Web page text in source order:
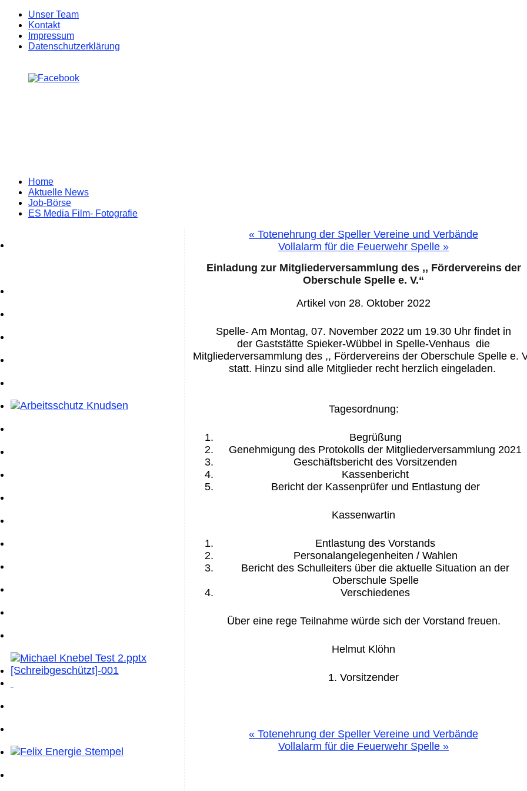
Unser Team
Kontakt
Impressum
Datenschutzerklärung
Zum
Inhalt
springen
Home
Aktuelle News
Job-Börse
ES Media Film- Fotografie
« Totenehrung der Speller Vereine und Verbände
Vollalarm für die Feuerwehr Spelle »
Einladung zur Mitgliederversammlung des ,, Fördervereins der
Oberschule Spelle e. V.“
Artikel von 28. Oktober 2022
Spelle- Am Montag, 07. November 2022 um 19.30 Uhr findet in
der Gaststätte Spieker-Wübbel in Spelle-Venhaus die
Mitgliederversammlung des ,, Fördervereins der Oberschule Spelle e.
statt. Hinzu sind alle Mitglieder recht herzlich eingeladen.
Tagesordnung:
Begrüßung
Genehmigung des Protokolls der Mitgliederversammlung 2021
Geschäftsbericht des Vorsitzenden
Kassenbericht
Bericht der Kassenprüfer und Entlastung der
Kassenwartin
Entlastung des Vorstands
Personalangelegenheiten / Wahlen
Bericht des Schulleiters über die aktuelle Situation an der
Oberschule Spelle
Verschiedenes
Über eine rege Teilnahme würde sich der Vorstand freuen.
Helmut Klöhn
1. Vorsitzender
« Totenehrung der Speller Vereine und Verbände
Vollalarm für die Feuerwehr Spelle »